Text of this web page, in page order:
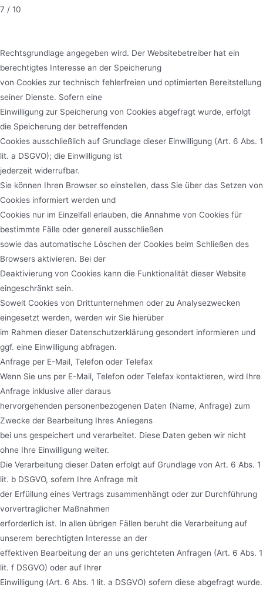
7 / 10
Rechtsgrundlage angegeben wird. Der Websitebetreiber hat ein
berechtigtes Interesse an der Speicherung
von Cookies zur technisch fehlerfreien und optimierten Bereitstellung
seiner Dienste. Sofern eine
Einwilligung zur Speicherung von Cookies abgefragt wurde, erfolgt
die Speicherung der betreffenden
Cookies ausschließlich auf Grundlage dieser Einwilligung (Art. 6 Abs. 1
lit. a DSGVO); die Einwilligung ist
jederzeit widerrufbar.
Sie können Ihren Browser so einstellen, dass Sie über das Setzen von
Cookies informiert werden und
Cookies nur im Einzelfall erlauben, die Annahme von Cookies für
bestimmte Fälle oder generell ausschließen
sowie das automatische Löschen der Cookies beim Schließen des
Browsers aktivieren. Bei der
Deaktivierung von Cookies kann die Funktionalität dieser Website
eingeschränkt sein.
Soweit Cookies von Drittunternehmen oder zu Analysezwecken
eingesetzt werden, werden wir Sie hierüber
im Rahmen dieser Datenschutzerklärung gesondert informieren und
ggf. eine Einwilligung abfragen.
Anfrage per E-Mail, Telefon oder Telefax
Wenn Sie uns per E-Mail, Telefon oder Telefax kontaktieren, wird Ihre
Anfrage inklusive aller daraus
hervorgehenden personenbezogenen Daten (Name, Anfrage) zum
Zwecke der Bearbeitung Ihres Anliegens
bei uns gespeichert und verarbeitet. Diese Daten geben wir nicht
ohne Ihre Einwilligung weiter.
Die Verarbeitung dieser Daten erfolgt auf Grundlage von Art. 6 Abs. 1
lit. b DSGVO, sofern Ihre Anfrage mit
der Erfüllung eines Vertrags zusammenhängt oder zur Durchführung
vorvertraglicher Maßnahmen
erforderlich ist. In allen übrigen Fällen beruht die Verarbeitung auf
unserem berechtigten Interesse an der
effektiven Bearbeitung der an uns gerichteten Anfragen (Art. 6 Abs. 1
lit. f DSGVO) oder auf Ihrer
Einwilligung (Art. 6 Abs. 1 lit. a DSGVO) sofern diese abgefragt wurde.